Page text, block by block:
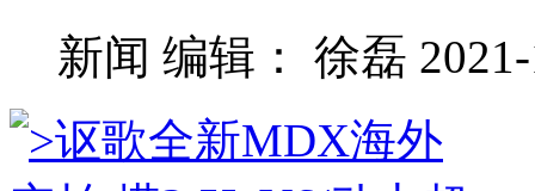
新闻 编辑： 徐磊